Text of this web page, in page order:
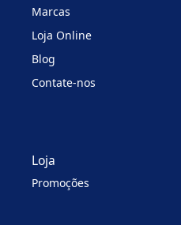
Marcas
Loja Online
Blog
Contate-nos
Loja
Promoções